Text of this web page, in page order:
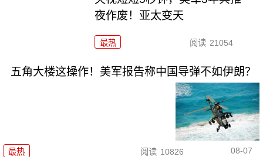
夜作废！亚太变天
最热 阅读 21054
五角大楼这操作！美军报告称中国导弹不如伊朗？
最热 阅读 10826 08-07